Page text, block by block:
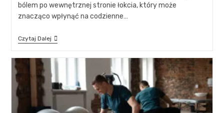
bólem po wewnętrznej stronie łokcia, który może
znacząco wpłynąć na codzienne…
Czytaj Dalej